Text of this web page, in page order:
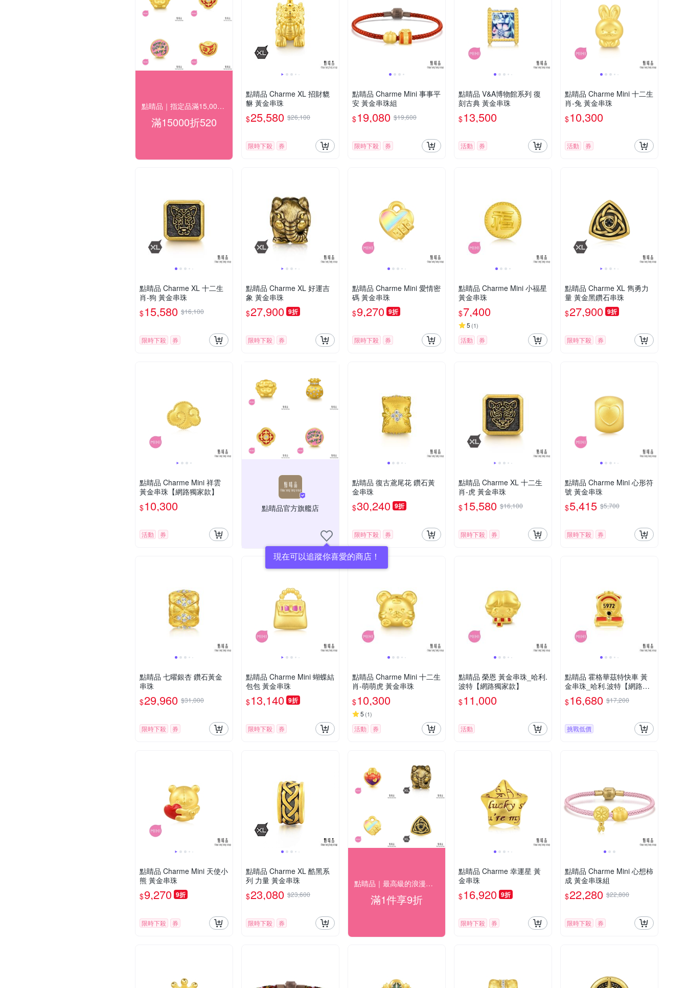
點睛品｜指定品滿15,000折520
滿15000折520
點睛品 Charme XL 招財貔
貅 黃金串珠
$25,580 $26,100
限時下殺 券
點睛品 Charme Mini 事事平
安 黃金串珠組
$19,080 $19,600
限時下殺 券
點睛品 V&A博物館系列 復
刻古典 黃金串珠
$13,500
活動 券
點睛品 Charme Mini 十二生
肖-兔 黃金串珠
$10,300
活動 券
點睛品 Charme XL 十二生
肖-狗 黃金串珠
$15,580 $16,100
限時下殺 券
點睛品 Charme XL 好運吉
象 黃金串珠
$27,900 9折
限時下殺 券
點睛品 Charme Mini 愛情密
碼 黃金串珠
$9,270 9折
限時下殺 券
點睛品 Charme Mini 小福星
黃金串珠
$7,400
5 (1)
活動 券
點睛品 Charme XL 雋勇力
量 黃金黑鑽石串珠
$27,900 9折
限時下殺 券
點睛品 Charme Mini 祥雲
黃金串珠【網路獨家款】
$10,300
活動 券
點睛品官方旗艦店
現在可以追蹤你喜愛的商店！
點睛品 復古鳶尾花 鑽石黃
金串珠
$30,240 9折
限時下殺 券
點睛品 Charme XL 十二生
肖-虎 黃金串珠
$15,580 $16,100
限時下殺 券
點睛品 Charme Mini 心形符
號 黃金串珠
$5,415 $5,700
限時下殺 券
點睛品 七曜銀杏 鑽石黃金
串珠
$29,960 $31,000
限時下殺 券
點睛品 Charme Mini 蝴蝶結
包包 黃金串珠
$13,140 9折
限時下殺 券
點睛品 Charme Mini 十二生
肖-萌萌虎 黃金串珠
$10,300
5 (1)
活動 券
點睛品 榮恩 黃金串珠_哈利.
波特【網路獨家款】
$11,000
活動
點睛品 霍格華茲特快車 黃
金串珠_哈利.波特【網路獨
家款】
$16,680 $17,200
挑戰低價
點睛品 Charme Mini 天使小
熊 黃金串珠
$9,270 9折
限時下殺 券
點睛品 Charme XL 酷黑系
列 力量 黃金串珠
$23,080 $23,600
限時下殺 券
點睛品｜最高級的浪漫｜精選金飾9折
滿1件享9折
點睛品 Charme 幸運星 黃
金串珠
$16,920 9折
限時下殺 券
點睛品 Charme Mini 心想柿
成 黃金串珠組
$22,280 $22,800
限時下殺 券